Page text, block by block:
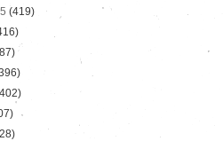
(419)